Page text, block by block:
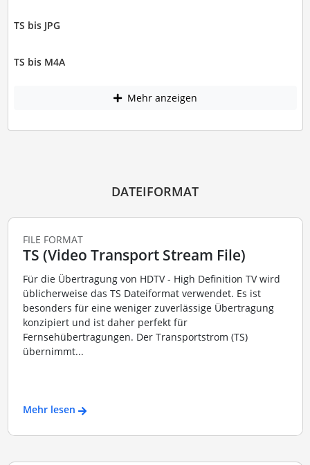
TS bis JPG
TS bis M4A
Mehr anzeigen
DATEIFORMAT
FILE FORMAT
TS (Video Transport Stream File)
Für die Übertragung von HDTV - High Definition TV wird
üblicherweise das TS Dateiformat verwendet. Es ist
besonders für eine weniger zuverlässige Übertragung
konzipiert und ist daher perfekt für
Fernsehübertragungen. Der Transportstrom (TS)
übernimmt...
Mehr lesen